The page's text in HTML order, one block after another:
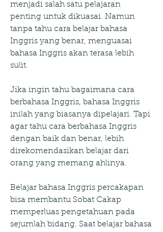
menjadi salah satu pelajaran
penting untuk dikuasai. Namun
tanpa tahu cara belajar bahasa
Inggris yang benar, menguasai
bahasa Inggris akan terasa lebih
sulit.
Jika ingin tahu bagaimana cara
berbahasa Inggris, bahasa Inggris
inilah yang biasanya dipelajari. Tapi
agar tahu cara berbahasa Inggris
dengan baik dan benar, lebih
direkomendasikan belajar dari
orang yang memang ahlinya.
Belajar bahasa Inggris percakapan
bisa membantu Sobat Cakap
memperluas pengetahuan pada
sejumlah bidang. Saat belajar bahasa